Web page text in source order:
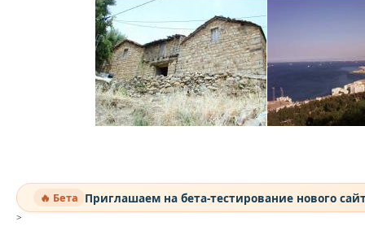
🔥 Бета Приглашаем на бета-тестирование нового
>